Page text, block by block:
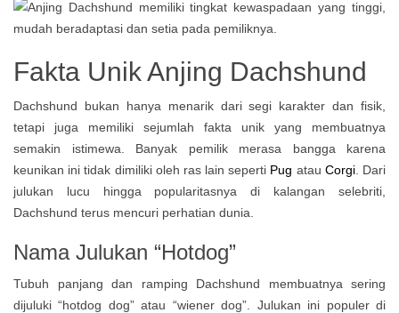
Fakta Unik Anjing Dachshund
Dachshund bukan hanya menarik dari segi karakter dan fisik,
tetapi juga memiliki sejumlah fakta unik yang membuatnya
semakin istimewa. Banyak pemilik merasa bangga karena
keunikan ini tidak dimiliki oleh ras lain seperti Pug atau Corgi. Dari
julukan lucu hingga popularitasnya di kalangan selebriti,
Dachshund terus mencuri perhatian dunia.
Nama Julukan “Hotdog”
Tubuh panjang dan ramping Dachshund membuatnya sering
dijuluki “hotdog dog” atau “wiener dog”. Julukan ini populer di